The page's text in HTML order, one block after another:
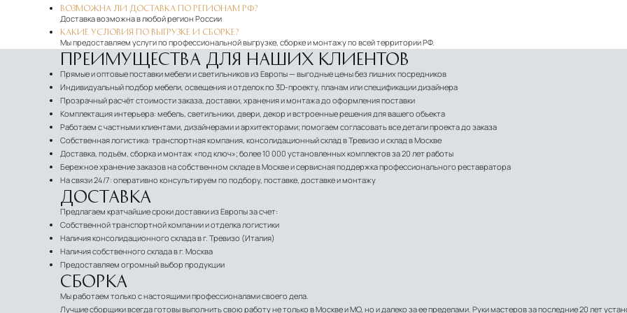
ВОЗМОЖНА ЛИ ДОСТАВКА ПО РЕГИОНАМ РФ?
Доставка возможна в любой регион России
КАКИЕ УСЛОВИЯ ПО ВЫГРУЗКЕ И СБОРКЕ?
Мы предоставляем услуги по профессиональной выгрузке, сборке и монтажу по всей территории РФ.
ПРЕИМУЩЕСТВА ДЛЯ НАШИХ КЛИЕНТОВ
Прямые и оптовые поставки мебели и светильников из Европы — выгодные цены без лишних посредников
Индивидуальный подбор мебели, освещения и отделок по 3D-проекту, планам или спецификации дизайнера
Прозрачный расчёт стоимости заказа, доставки, хранения и монтажа до оформления поставки
Комплектация интерьера: мебель, светильники, двери, декор и встроенные решения для вашего объекта
Работаем с частными клиентами, дизайнерами и архитекторами; помогаем согласовать все детали проекта до заказа
Собственная логистика: транспортная компания, консолидационный склад в Тревизо и склад в Москве
Доставка, подъём, сборка и монтаж «под ключ»; более 10 000 установленных комплектов за 20 лет работы
Бережное хранение заказов на собственном складе в Москве и сервисная поддержка профессионального реставратора
На связи 24/7: оперативно консультируем по подбору, поставке, доставке и монтажу
ДОСТАВКА
Предлагаем кратчайшие сроки доставки из Европы за счет:
Собственной транспортной компании и отделка логистики
Наличия консолидационного склада в г. Тревизо (Италия)
Наличия собственного склада в г. Москва
Предоставляем огромный выбор продукции
СБОРКА
Мы работаем только с настоящими профессионалами своего дела.
Лучшие сборщики всегда готовы выполнить свою работу не только в Москве и МО, но и далеко за ее пределами. Руки мастеров за последние 20 лет